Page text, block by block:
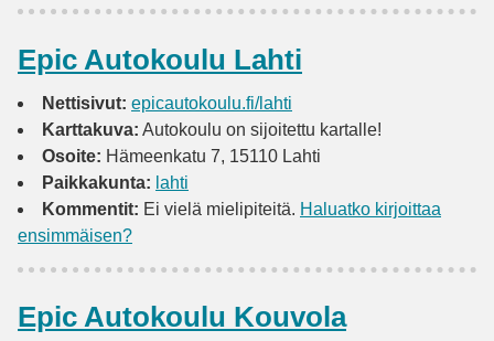
Epic Autokoulu Lahti
Nettisivut: epicautokoulu.fi/lahti
Karttakuva: Autokoulu on sijoitettu kartalle!
Osoite: Hämeenkatu 7, 15110 Lahti
Paikkakunta: lahti
Kommentit: Ei vielä mielipiteitä. Haluatko kirjoittaa
ensimmäisen?
Epic Autokoulu Kouvola